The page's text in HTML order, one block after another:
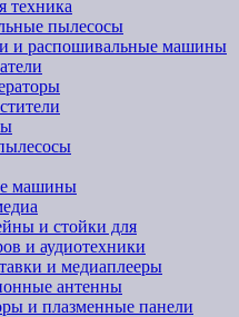
техника
пылесосы
и распошивальные машины
машины
и стойки для
и аудиотехники
и медиаплееры
антенны
и плазменные панели